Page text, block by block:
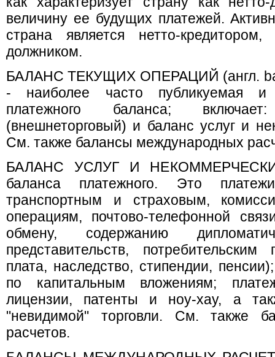
величину ее будущих платежей.
страна является нетто-
должником.
БАЛАНС ТЕКУЩИХ ОПЕРАЦИЙ (англ.
- наиболее часто публикуемая и
платежного баланса;
(внешнеторговый) и баланс услуг и
См. также балансы международных
БАЛАНС УСЛУГ И
баланса платежного. Это
транспортным и страховым,
операциям, почтово-телефонной
обмену, содержанию
представительств,
плата, наследство, стипендии,
по капитальным вложениям;
лицензии, патенты и ноу-хау, а
"невидимой" торговли. См. также
расчетов.